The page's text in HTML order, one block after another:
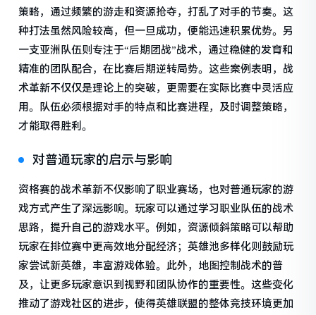
策略，通过频繁的游走和资源抢夺，打乱了对手的节奏。这
种打法虽然风险较高，但一旦成功，便能迅速积累优势。另
一支亚洲队伍则专注于“后期团战”战术，通过稳健的发育和
精准的团队配合，在比赛后期逆转局势。这些案例表明，战
术革新不仅仅是理论上的突破，更需要在实际比赛中灵活应
用。队伍必须根据对手的特点和比赛进程，及时调整策略，
才能取得胜利。
对普通玩家的启示与影响
资格赛的战术革新不仅影响了职业赛场，也对普通玩家的游
戏方式产生了深远影响。玩家可以通过学习职业队伍的战术
思路，提升自己的游戏水平。例如，资源倾斜策略可以帮助
玩家在排位赛中更高效地分配经济；英雄池多样化则鼓励玩
家尝试新英雄，丰富游戏体验。此外，地图控制战术的普
及，让更多玩家意识到视野和团队协作的重要性。这些变化
推动了游戏社区的进步，使得英雄联盟的整体竞技环境更加